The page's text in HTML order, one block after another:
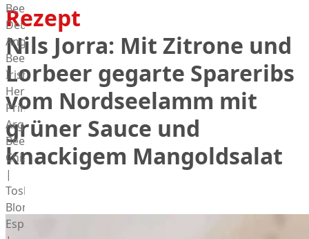
Beef
Deutsches
Angus
Beef
Irish
Hereford
Prime
Argentina
Beef
Chianina
|
Toskana
Blonda
Espanola
Rezept
Nils Jorra: Mit Zitrone und
Lorbeer gegarte Spareribs
vom Nordseelamm mit
grüner Sauce und
knackigem Mangoldsalat